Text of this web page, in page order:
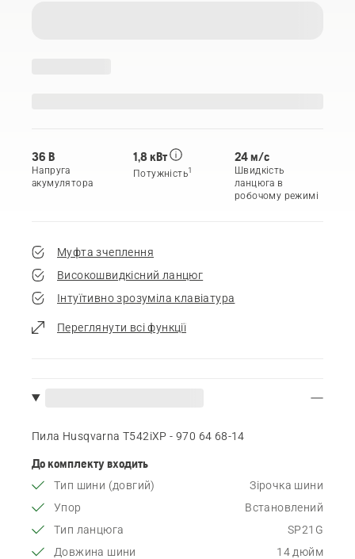
36 B
Напруга
акумулятора
1,8 кВт
Потужність1
24 м/с
Швидкість
ланцюга в
робочому режимі
Муфта зчеплення
Високошвидкісний ланцюг
Інтуїтивно зрозуміла клавіатура
Переглянути всі функції
Пила Husqvarna T542iXP - 970 64 68‑14
До комплекту входить
Тип шини (довгий)
Зірочка шини
Упор
Встановлений
Тип ланцюга
SP21G
Довжина шини
14 дюйм